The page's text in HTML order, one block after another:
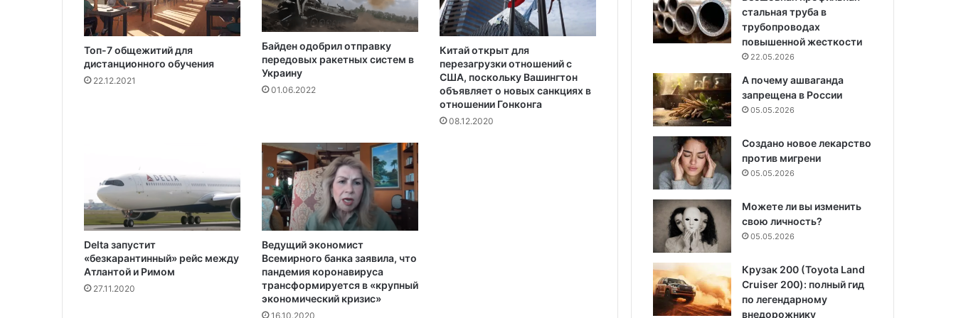
т
е
т
ц
к
и
-
О
Топ-7 общежитий для
дистанционного обучения
22.12.2021
Байден одобрил отправку
передовых ракетных систем в
Украину
01.06.2022
Китай открыт для
перезагрузки отношений с
США, поскольку Вашингтон
объявляет о новых санкциях в
отношении Гонконга
08.12.2020
Delta запустит
«безкарантинный» рейс между
Атлантой и Римом
27.11.2020
Ведущий экономист
Всемирного банка заявила, что
пандемия коронавируса
трансформируется в «крупный
экономический кризис»
16.10.2020
стальная труба в
трубопроводах
повышенной жесткости
22.05.2026
А почему ашваганда
запрещена в России
05.05.2026
Создано новое лекарство
против мигрени
05.05.2026
Можете ли вы изменить
свою личность?
05.05.2026
Крузак 200 (Toyota Land
Cruiser 200): полный гид
по легендарному
внедорожнику